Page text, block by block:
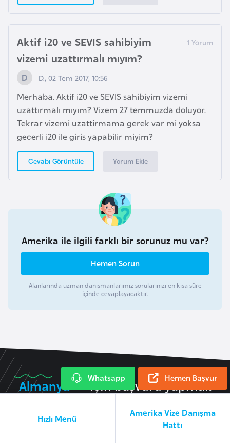
Aktif i20 ve SEVIS sahibiyim
vizemi uzattırmalı mıyım?
D., 02 Tem 2017, 10:56
Merhaba. Aktif i20 ve SEVIS sahibiyim vizemi
uzattırmalı mıyım? Vizem 27 temmuzda doluyor.
Tekrar vizemi uzattirmama gerek var mi yoksa
gecerli i20 ile giris yapabilir miyim?
Cevabı Görüntüle Yorum Ekle
Amerika ile ilgili farklı bir sorunuz mu var?
Hemen Sorun
Alanlarında uzman danışmanlarımız sorularınızı en kısa süre
içinde cevaplayacaktır.
Hızlı Menü
Amerika Vize Danışma
Hattı
Almanya
için başvuru yapmak
t
v
a
n
y
a
L
ü
k
m
M
t
a
n
Hemen Başvur
Whatsapp